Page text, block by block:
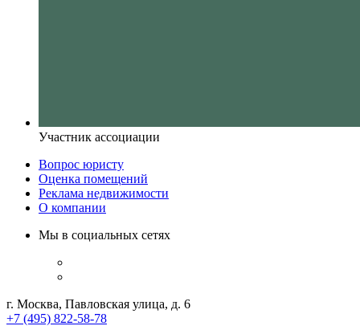
Участник ассоциации
Вопрос юристу
Оценка помещений
Реклама недвижимости
О компании
Мы в социальных сетях
г. Москва, Павловская улица, д. 6
+7 (495) 822-58-78